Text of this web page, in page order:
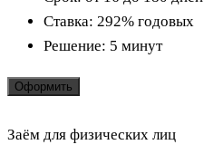
Ставка: 292% годовых
Решение: 5 минут
Оформить
Заём для физических лиц